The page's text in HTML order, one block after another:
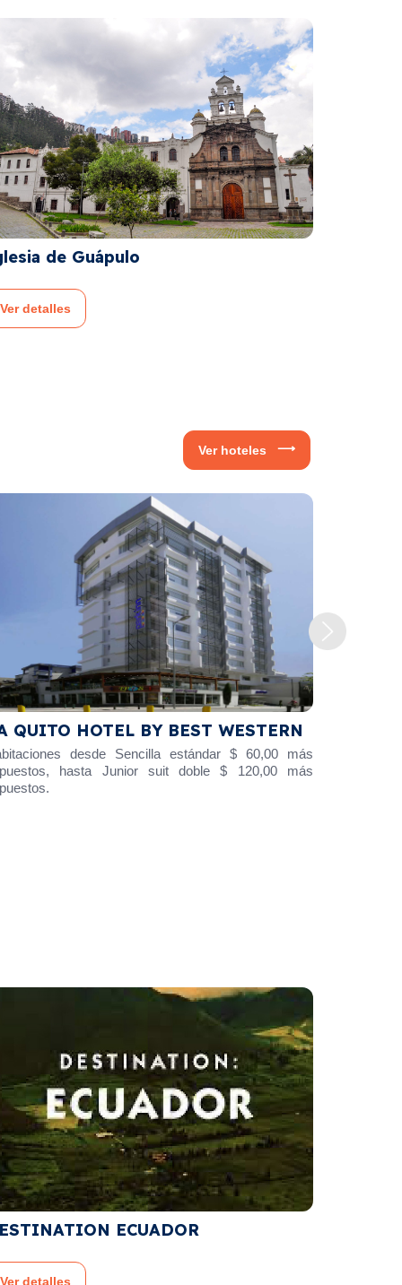
Ver hoteles
BEST WESTERN
estándar $ 60,00 más
doble $ 120,00 más
Dakani Hotel Boutique
Habitación simple $30,00+IVA -
$50,00+IVA - Habitación doble con
GIRASOL TOUR